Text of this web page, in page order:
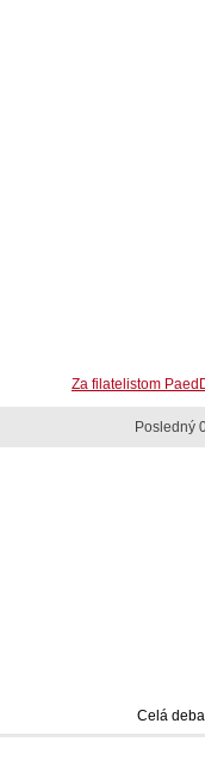
Za filatelistom
Posledný
Celá